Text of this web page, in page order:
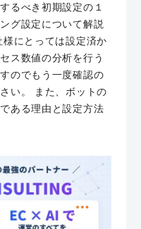
るべき初期設定の１
グ設定について解説
にとっては設定済か
ス数値の分析を行う
のでもう一度確認の
い。 また、ボットの
ある理由と設定方法